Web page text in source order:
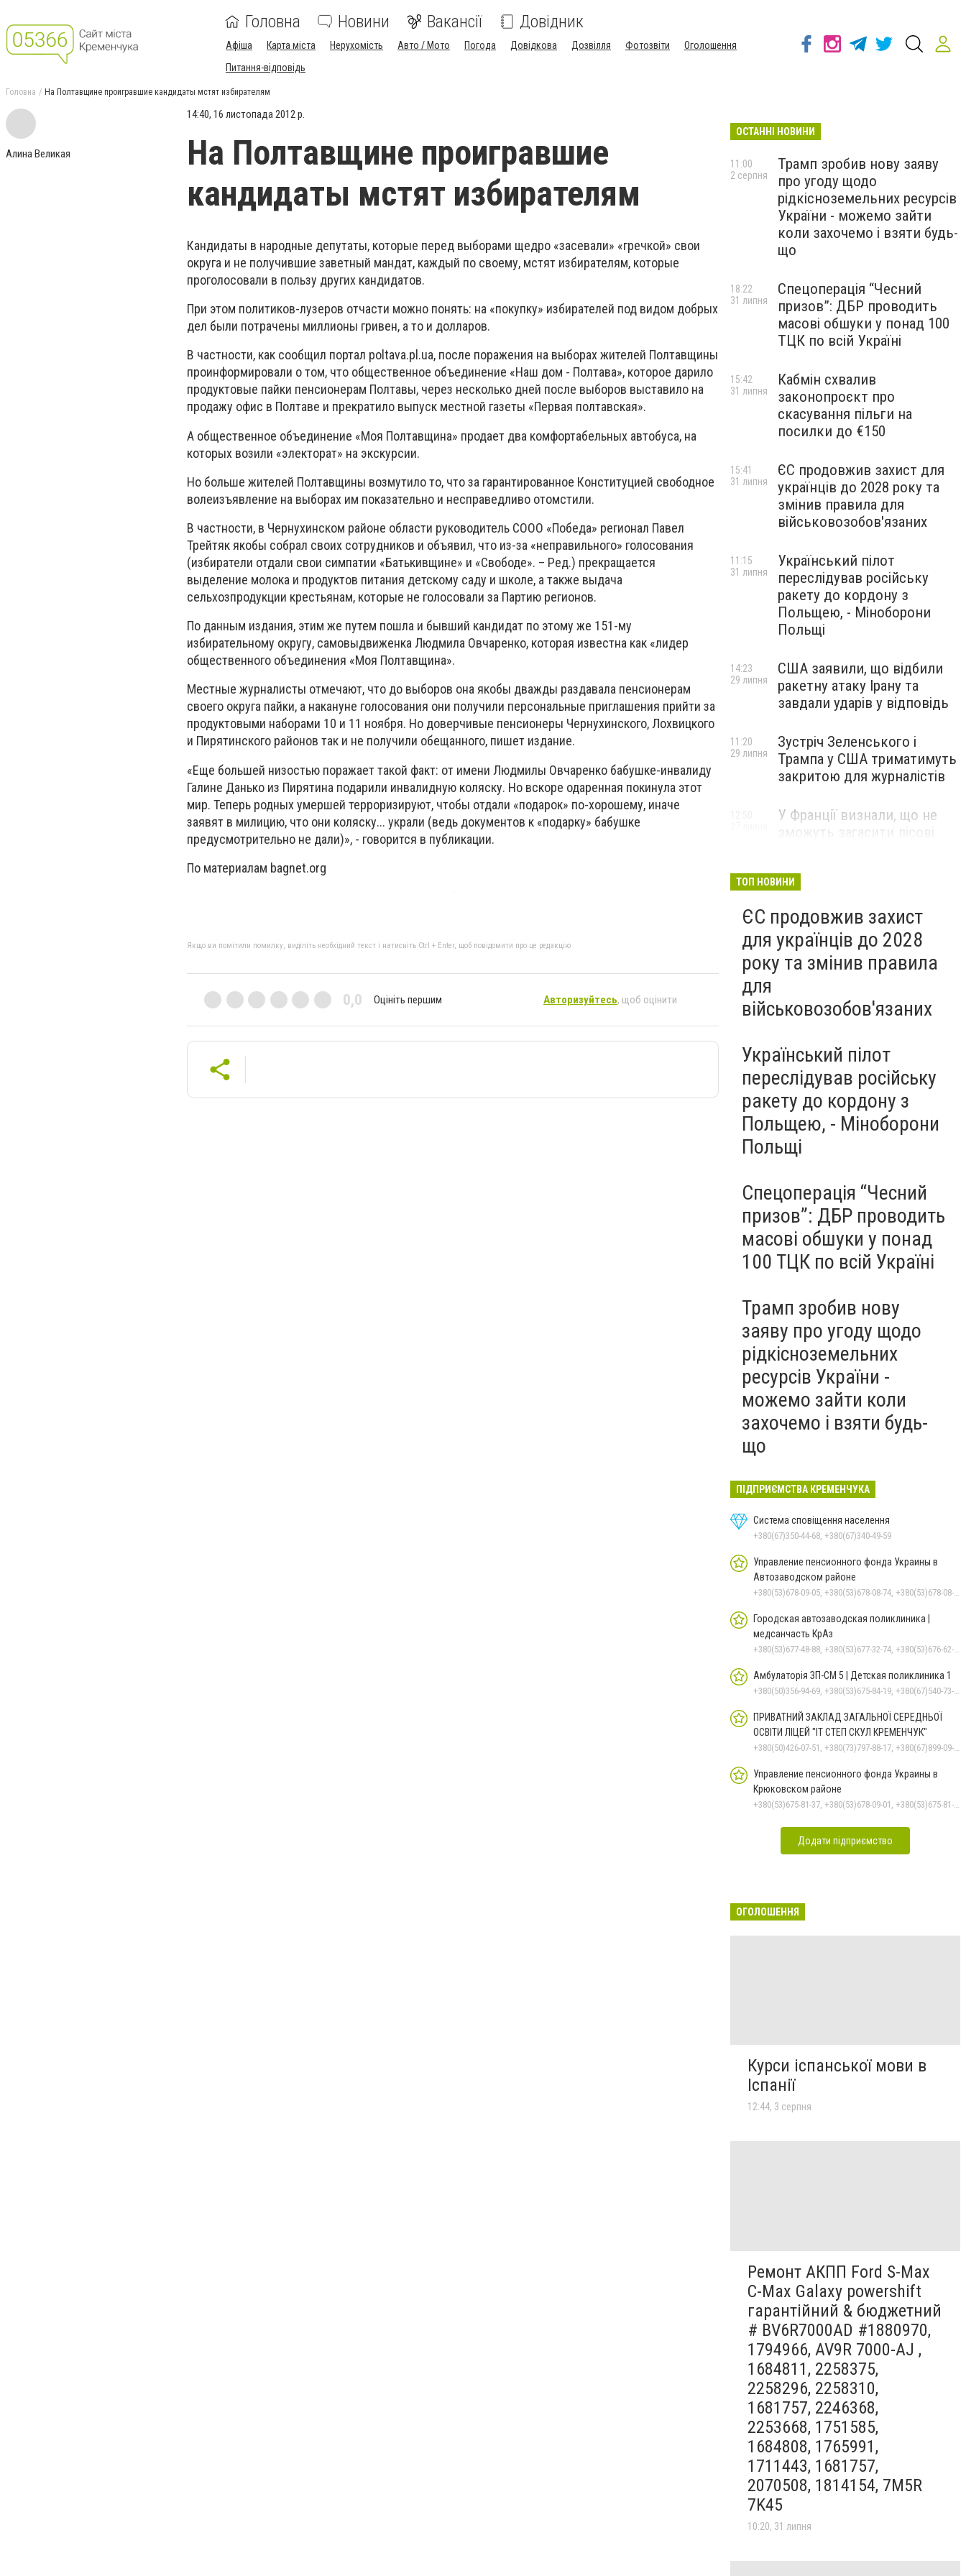
Головна Новини Вакансії Довідник
Афіша Карта міста Нерухомість Авто / Мото Погода Довідкова Дозвілля Фотозвіти
Оголошення
Питання-відповідь
Головна На Полтавщине проигравшие кандидаты мстят избирателям
Алина Великая
14:40, 16 листопада 2012 р.
На Полтавщине проигравшие
кандидаты мстят избирателям
Кандидаты в народные депутаты, которые перед выборами щедро «засевали» «гречкой» свои
округа и не получившие заветный мандат, каждый по своему, мстят избирателям, которые
проголосовали в пользу других кандидатов.
При этом политиков-лузеров отчасти можно понять: на «покупку» избирателей под видом добрых
дел были потрачены миллионы гривен, а то и долларов.
В частности, как сообщил портал poltava.pl.ua, после поражения на выборах жителей Полтавщины
проинформировали о том, что общественное объединение «Наш дом - Полтава», которое дарило
продуктовые пайки пенсионерам Полтавы, через несколько дней после выборов выставило на
продажу офис в Полтаве и прекратило выпуск местной газеты «Первая полтавская».
А общественное объединение «Моя Полтавщина» продает два комфортабельных автобуса, на
которых возили «электорат» на экскурсии.
Но больше жителей Полтавщины возмутило то, что за гарантированное Конституцией свободное
волеизъявление на выборах им показательно и несправедливо отомстили.
В частности, в Чернухинском районе области руководитель СООО «Победа» регионал Павел
Трейтяк якобы собрал своих сотрудников и объявил, что из-за «неправильного» голосования
(избиратели отдали свои симпатии «Батькивщине» и «Свободе». – Ред.) прекращается
выделение молока и продуктов питания детскому саду и школе, а также выдача
сельхозпродукции крестьянам, которые не голосовали за Партию регионов.
По данным издания, этим же путем пошла и бывший кандидат по этому же 151-му
избирательному округу, самовыдвиженка Людмила Овчаренко, которая известна как «лидер
общественного объединения «Моя Полтавщина».
Местные журналисты отмечают, что до выборов она якобы дважды раздавала пенсионерам
своего округа пайки, а накануне голосования они получили персональные приглашения прийти за
продуктовыми наборами 10 и 11 ноября. Но доверчивые пенсионеры Чернухинского, Лохвицкого
и Пирятинского районов так и не получили обещанного, пишет издание.
«Еще большей низостью поражает такой факт: от имени Людмилы Овчаренко бабушке-инвалиду
Галине Данько из Пирятина подарили инвалидную коляску. Но вскоре одаренная покинула этот
мир. Теперь родных умершей терроризируют, чтобы отдали «подарок» по-хорошему, иначе
заявят в милицию, что они коляску... украли (ведь документов к «подарку» бабушке
предусмотрительно не дали)», - говорится в публикации.
По материалам bagnet.org
Якщо ви помітили помилку, виділіть необхідний текст і натисніть Ctrl + Enter, щоб повідомити про це редакцію
0,0 Оцініть першим Авторизуйтесь, щоб оцінити
ОСТАННІ НОВИНИ
Трамп зробив нову заяву
про угоду щодо
рідкісноземельних ресурсів
України - можемо зайти
коли захочемо і взяти будь-
що
11:00
2 серпня
Спецоперація “Чесний
призов”: ДБР проводить
масові обшуки у понад 100
ТЦК по всій Україні
18:22
31 липня
Кабмін схвалив
законопроєкт про
скасування пільги на
посилки до €150
15:42
31 липня
ЄС продовжив захист для
українців до 2028 року та
змінив правила для
військовозобов'язаних
15:41
31 липня
Український пілот
переслідував російську
ракету до кордону з
Польщею, - Міноборони
Польщі
11:15
31 липня
США заявили, що відбили
ракетну атаку Ірану та
завдали ударів у відповідь
14:23
29 липня
Зустріч Зеленського і
Трампа у США триматимуть
закритою для журналістів
11:20
29 липня
У Франції визнали, що не
ТОП НОВИНИ
ЄС продовжив захист
для українців до 2028
року та змінив правила
для
військовозобов'язаних
Український пілот
переслідував російську
ракету до кордону з
Польщею, - Міноборони
Польщі
Спецоперація “Чесний
призов”: ДБР проводить
масові обшуки у понад
100 ТЦК по всій Україні
Трамп зробив нову
заяву про угоду щодо
рідкісноземельних
ресурсів України -
можемо зайти коли
захочемо і взяти будь-
що
ПІДПРИЄМСТВА КРЕМЕНЧУКА
Система сповіщення населення
+380(67)350-44-68, +380(67)340-49-59
Управление пенсионного фонда Украины в
Автозаводском районе
+380(53)678-09-05, +380(53)678-08-74, +380(53)678-08-83, +380(53)678-08-41, +380(53)678-08-86
Городская автозаводская поликлиника |
медсанчасть КрАз
+380(53)677-48-88, +380(53)677-32-74, +380(53)676-62-99, +380536766187
Амбулаторія ЗП-СМ 5 | Детская поликлиника 1
+380(50)356-94-69, +380(53)675-84-19, +380(67)540-73-87
ПРИВАТНИЙ ЗАКЛАД ЗАГАЛЬНОЇ СЕРЕДНЬОЇ
ОСВІТИ ЛІЦЕЙ "ІТ СТЕП СКУЛ КРЕМЕНЧУК"
+380(50)426-07-51, +380(73)797-88-17, +380(67)899-09-16
Управление пенсионного фонда Украины в
Крюковском районе
+380(53)675-81-37, +380(53)678-09-01, +380(53)675-81-32, +380(53)675-81-40, +380(53)675-81-33, +380(53)675-81-38, +380(53)675-81-31, +380(53)678-08-87
Додати підприємство
ОГОЛОШЕННЯ
Курси іспанської мови в
Іспанії
12:44, 3 серпня
Ремонт АКПП Ford S-Max
C-Max Galaxy powershift
гарантійний & бюджетний
# BV6R7000AD #1880970,
1794966, AV9R 7000-AJ ,
1684811, 2258375,
2258296, 2258310,
1681757, 2246368,
2253668, 1751585,
1684808, 1765991,
1711443, 1681757,
2070508, 1814154, 7M5R
7K45
10:20, 31 липня